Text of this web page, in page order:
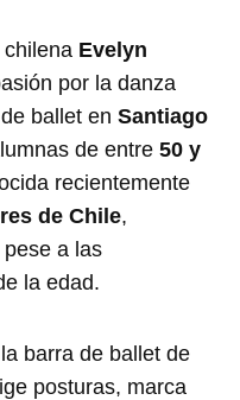
Evelyn
por la danza
ballet enSantiago
de entre50 y
recientemente
de Chile,
a las
la edad.
barra de ballet de
posturas, marca